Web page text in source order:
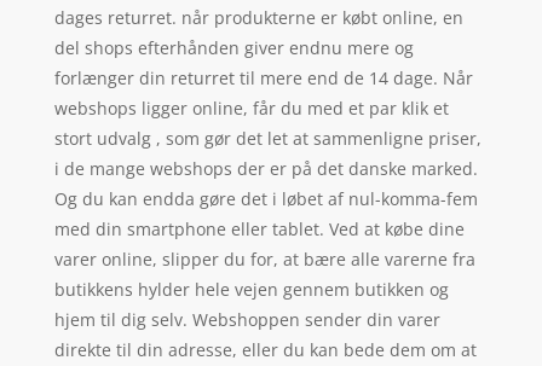
dages returret. når produkterne er købt online, en
del shops efterhånden giver endnu mere og
forlænger din returret til mere end de 14 dage. Når
webshops ligger online, får du med et par klik et
stort udvalg , som gør det let at sammenligne priser,
i de mange webshops der er på det danske marked.
Og du kan endda gøre det i løbet af nul-komma-fem
med din smartphone eller tablet. Ved at købe dine
varer online, slipper du for, at bære alle varerne fra
butikkens hylder hele vejen gennem butikken og
hjem til dig selv. Webshoppen sender din varer
direkte til din adresse, eller du kan bede dem om at